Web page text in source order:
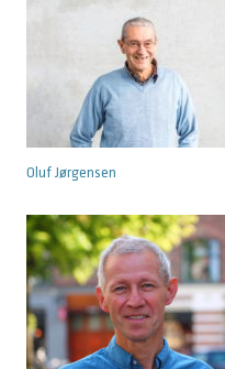
Oluf Jørgensen